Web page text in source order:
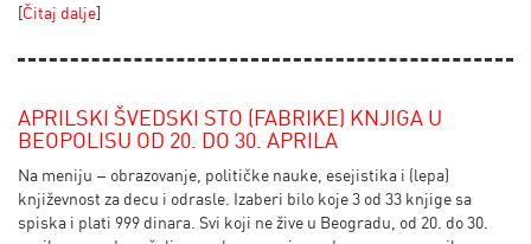
[Čitaj dalje]
APRILSKI ŠVEDSKI STO (FABRIKE) KNJIGA U
BEOPOLISU OD 20. DO 30. APRILA
Na meniju – obrazovanje, političke nauke, esejistika i (lepa)
književnost za decu i odrasle. Izaberi bilo koje 3 od 33 knjige sa
spiska i plati 999 dinara. Svi koji ne žive u Beogradu, od 20. do 30.